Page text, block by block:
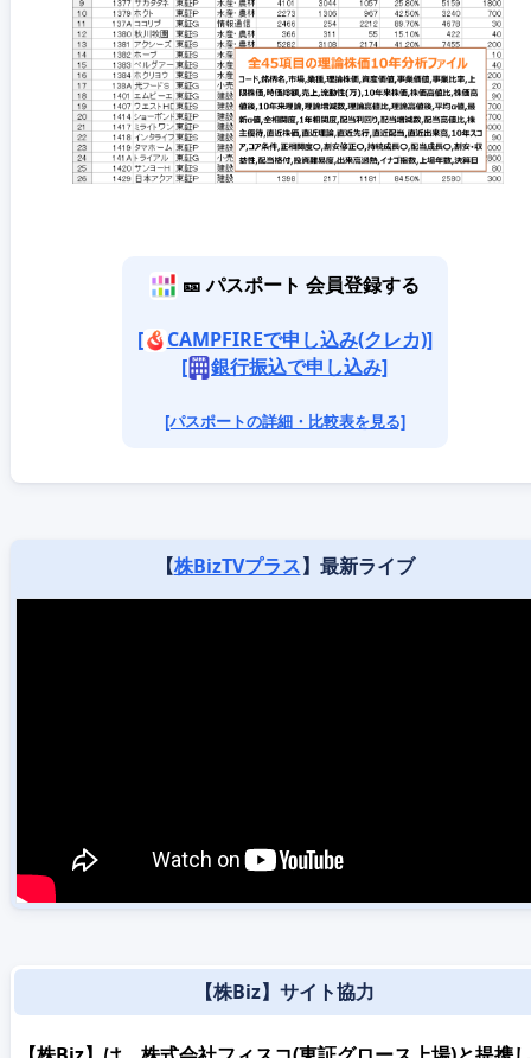
🎫 パスポート 会員登録する
[
CAMPFIREで申し込み(クレカ)]
[
銀行振込で申し込み]
[パスポートの詳細・比較表を見る]
【株BizTVプラス】最新ライブ
【株Biz】サイト協力